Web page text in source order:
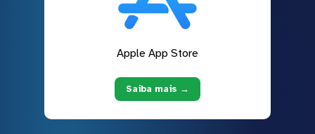
Apple App Store
Saiba mais →